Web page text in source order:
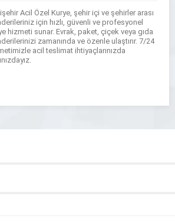
Acil Özel Kurye, şehir içi ve şehirler arası
için hızlı, güvenli ve profesyonel
hizmeti sunar. Evrak, paket, çiçek veya gıda
zamanında ve özenle ulaştırır. 7/24
acil teslimat ihtiyaçlarınızda